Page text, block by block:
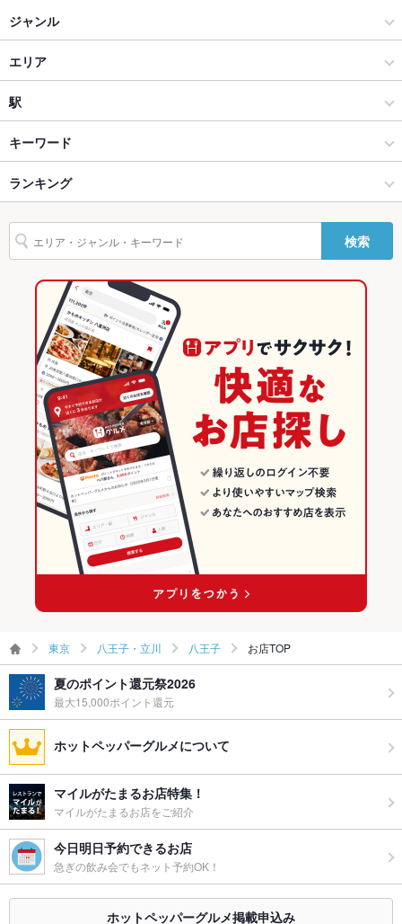
掘りごたつ
カウンター
あり ：カウンター席ご用意しおります！おひとり様でもお気軽
にご来店頂けます！
ソファー なし ：ソファー席はございません
貸切
設備
Wi-Fi あり
バリアフリ
なし ：バリアフリーはございません。もし気になることがござ
いましたらお気軽にお問合せくださいませ。
駐車場 なし ：近くにコインパーキングがございます
TV・プロジ
ェクタ
あり
その他設備 詳細は店舗にお問合せください。
その他
飲み放題
あり ：飲み放題もご用意しております♪各種ご宴会やパーティ
でぜひご利用くださいませ♪
なし ：食べ放題はございません。
カクテル充実、焼酎充実
ウェディン
グパーティ
ー二次会
10名～20名様までのパーティ・2次会大歓迎
備考 －
ジャンル
バー・カクテル
バー・カクテル
八王子・立川 × バー・カクテル
八王子・立川 × バー・カクテル
八王子駅 × バー・カクテル
八王子駅 × バー・カクテル
エリア
八王子
八王子 × バー・カクテル
八王子 × バー・カクテル
東京
東京 × バー・カクテル
東京 × バー・カクテル
駅
京王八王子駅
八王子駅
キーワード
からあげ
ランキング
東京のグルメランキング
東京のバー・カクテルランキング
八王子・立川のグルメランキング
八王子・立川のバー・カクテルランキング
八王子のグルメランキング
検索
東京 八王子・立川 八王子 お店TOP
夏のポイント還元祭2026
最大15,000ポイント還元
ホットペッパーグルメについて
マイルがたまるお店特集！
マイルがたまるお店をご紹介
今日明日予約できるお店
急ぎの飲み会でもネット予約OK！
ホットペッパーグルメ掲載申込み